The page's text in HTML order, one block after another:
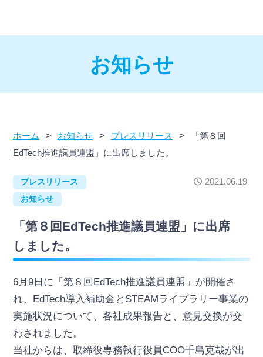
お知らせ
ホーム > お知らせ > プレスリリース >
「第８回
EdTech推進議員連盟」に出席しました。
プレスリリース
お知らせ
2021.06.19
「第８回EdTech推進議員連盟」に出席
しました。
6月9日に「第８回EdTech推進議員連盟」が開催さ
れ、EdTech導入補助金とSTEAMライプラリー事業の
実施状況について、各社成果報告と、意見交換が交
わされました。
当社からは、取締役専務執行役員COO千島克哉が出